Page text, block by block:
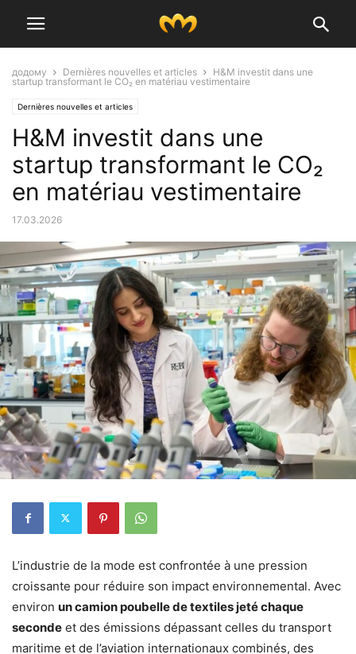
додому Dernières nouvelles et articles
H&M investit dans une
startup transformant le CO₂ en matériau vestimentaire
Dernières nouvelles et articles
H&M investit dans une
startup transformant le CO₂
en matériau vestimentaire
17.03.2026
L’industrie de la mode est confrontée à une pression
croissante pour réduire son impact environnemental. Avec
environ un camion poubelle de textiles jeté chaque
seconde et des émissions dépassant celles du transport
maritime et de l’aviation internationaux combinés, des